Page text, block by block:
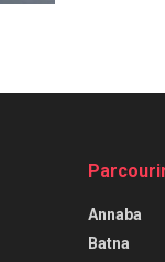
Annaba
Batna